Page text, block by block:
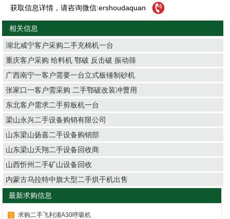
获取信息详情，请咨询微信:ershoudaquan
相关信息
湖北咸宁客户采购二手充棉机一台
重庆客户采购 给料机 鄂破 反击破 振动筛
广西南宁一客户需要一台立式板锤制砂机
张家口一客户需采购 二手鄂破改装冲曹用
东北客户需求二手剪板机一台
梁山永兴二手设备购销有限公司
山东梁山扬嘉二手设备购销部
山东梁山天翔二手设备回收商
山西忻州二手矿山设备回收
内蒙古乌拉特中旗大型二手烘干机出售
最新求购信息
求购二手飞利浦A30呼吸机